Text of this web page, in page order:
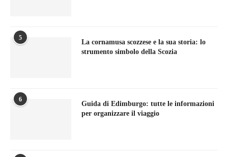
5
La cornamusa scozzese e la sua storia: lo
strumento simbolo della Scozia
6
Guida di Edimburgo: tutte le informazioni
per organizzare il viaggio